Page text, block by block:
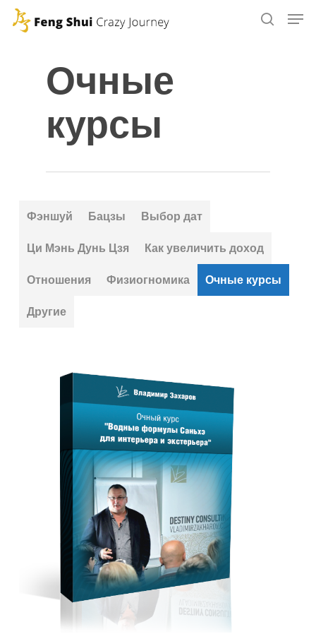
Skip
Очные
курсы
Фэншуй Бацзы Выбор дат
Ци Мэнь Дунь Цзя Как увеличить доход
Отношения Физиогномика Очные курсы
Другие